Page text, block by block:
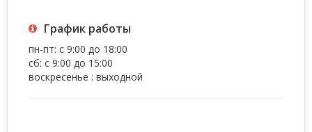
График работы
пн-пт: с 9:00 до 18:00
сб: с 9:00 до 15:00
воскресенье : выходной